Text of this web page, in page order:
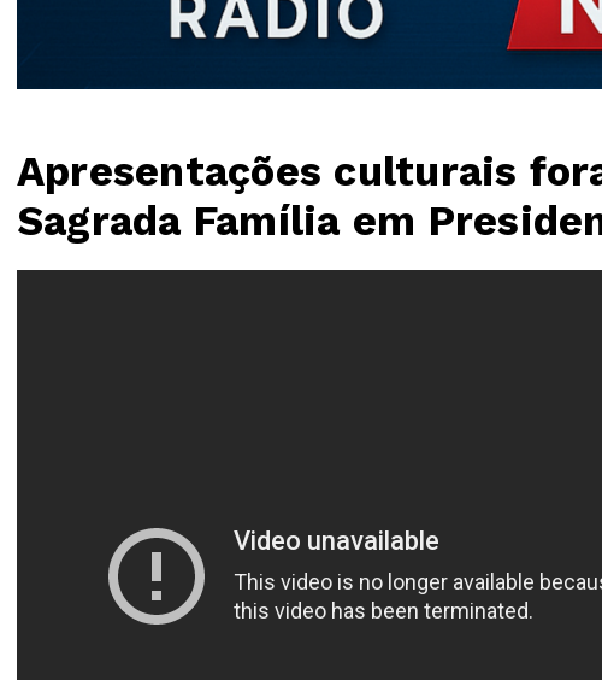
Apresentações culturais
Sagrada Família em